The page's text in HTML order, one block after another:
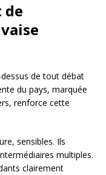
de
de tout débat
du pays, marquée
renforce cette
sensibles. Ils
multiples.
clairement